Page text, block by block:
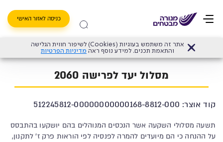
כניסה לאזור האישי
אתר זה משתמש בעוגיות (Cookies) לשיפור חווית הגלישה
והתאמת תכנים. למידע נוסף ראה מדיניות הפרטיות
> קרן פנסיה מקיפה > מסלולי השקעה פנסיה > מנורה מבטחים פנסיה
מסלול יעד לפרישה 2060
קוד אוצר: 512245812-00000000000168-8812-000
תשעה מסלולי השקעה אשר הנכסים המנוהלים בהם יושקעו בהתבסס
על ההנחה כי הם מיועדים להמרה לפנסיה לפי הוראות פרק ז' לתקנון,